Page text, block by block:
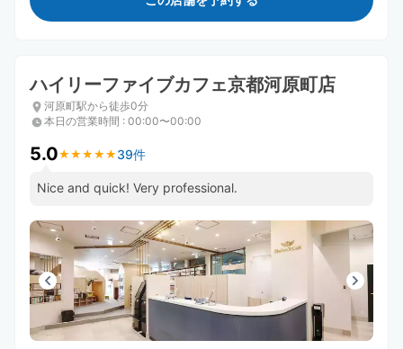
ハイリーファイブカフェ京都河原町店
河原町駅から徒歩0分
本日の営業時間 : 00:00〜00:00
5.0★ ★ ★ ★ ★
★ ★ ★ ★ ★ 39件
Nice and quick! Very professional.